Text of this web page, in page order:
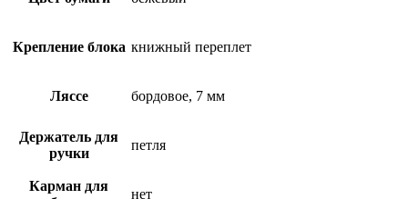
Крепление блока книжный переплет
Ляссе бордовое, 7 мм
Держатель для
ручки
петля
Карман для
нет